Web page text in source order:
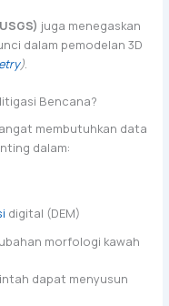
juga menegaskan
dalam pemodelan 3D
).
Bencana?
membutuhkan data
dalam:
digital (DEM)
morfologi kawah
dapat menyusun